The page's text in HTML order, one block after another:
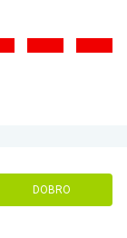
DOBRO